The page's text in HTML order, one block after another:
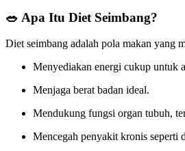
🥗 Apa Itu Diet Seimbang?
Diet seimbang adalah pola makan yang
Menyediakan energi cukup untuk
Menjaga berat badan ideal.
Mendukung fungsi organ tubuh,
Mencegah penyakit kronis seperti